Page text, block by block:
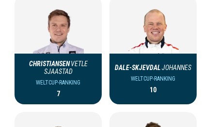
CHRISTIANSEN VETLE
SJAASTAD
WELTCUP-RANKING
7
DALE-SKJEVDALJOHANNES
WELTCUP-RANKING
10